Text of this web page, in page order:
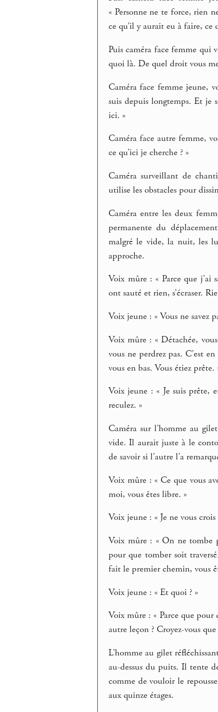
« Personne ne te force, rien
ce qu’il y aurait eu à faire, ce
Puis caméra face femme qui
quoi là. De quel droit vous
Caméra face femme jeune,
suis depuis longtemps. Et je
ici. »
Caméra face autre femme,
ce qu’ici je cherche ? »
Caméra surveillant de
utilise les obstacles pour
Caméra entre les deux
permanente du
malgré le vide, la nuit, les
approche.
Voix mûre : « Parce que j’ai
ont sauté et rien, s’écraser.
Voix jeune : « Vous ne savez
Voix mûre : « Détachée,
vous ne perdrez pas. C’est
vous en bas. Vous étiez prête.
Voix jeune : « Je suis prête,
reculez. »
Caméra sur l’homme au
vide. Il aurait juste à le
de savoir si l’autre l’a
Voix mûre : « Ce que vous
moi, vous êtes libre. »
Voix jeune : « Je ne vous crois
Voix mûre : « On ne tombe
pour que tomber soit
fait le premier chemin, vous
Voix jeune : « Et quoi ? »
Voix mûre : « Parce que pour
autre leçon ? Croyez-vous
L’homme au gilet
au-dessus du puits. Il tente
comme de vouloir le
aux quinze étages.